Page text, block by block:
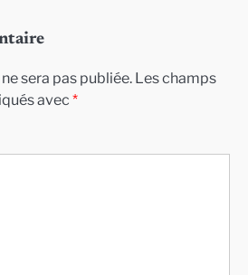
sera pas publiée. Les champs
avec *